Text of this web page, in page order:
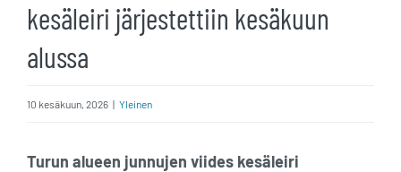
kesäleiri järjestettiin kesäkuun
alussa
10 kesäkuun, 2026 | Yleinen
Turun alueen junnujen viides kesäleiri